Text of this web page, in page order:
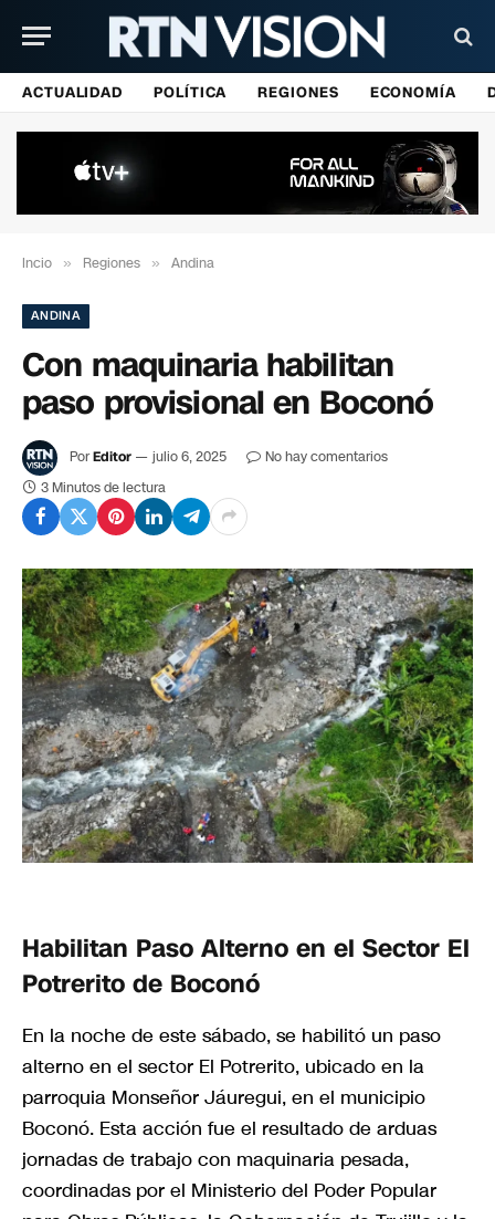
ACTUALIDAD POLÍTICA REGIONES ECONOMÍA
Incio » Regiones » Andina
ANDINA
Con maquinaria habilitan
paso provisional en Boconó
PorEditor julio 6, 2025
No hay comentarios
3 Minutos de lectura
Habilitan Paso Alterno en el Sector El
Potrerito de Boconó
En la noche de este sábado, se habilitó un paso
alterno en el sector El Potrerito, ubicado en la
parroquia Monseñor Jáuregui, en el municipio
Boconó. Esta acción fue el resultado de arduas
jornadas de trabajo con maquinaria pesada,
coordinadas por el Ministerio del Poder Popular